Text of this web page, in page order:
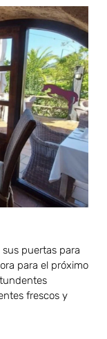
sus puertas para
para el próximo
frescos y